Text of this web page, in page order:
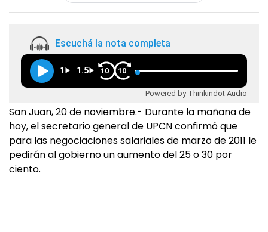
Escuchá la nota completa
1 1.5 10 10
Powered by Thinkindot Audio
San Juan, 20 de noviembre.- Durante la mañana de
hoy, el secretario general de UPCN confirmó que
para las negociaciones salariales de marzo de 2011 le
pedirán al gobierno un aumento del 25 o 30 por
ciento.